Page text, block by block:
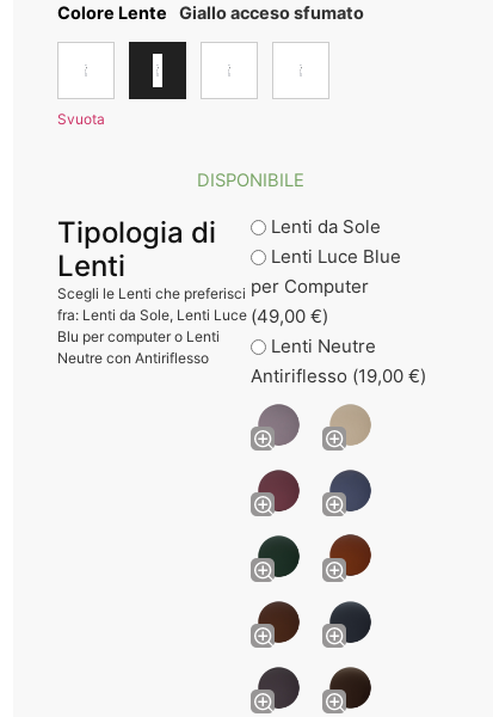
Colore Lente Giallo acceso sfumato
Svuota
DISPONIBILE
Tipologia di
Lenti
Scegli le Lenti che preferisci
fra: Lenti da Sole, Lenti Luce
Blu per computer o Lenti
Neutre con Antiriflesso
Lenti da Sole
Lenti Luce Blue
per Computer
(49,00 €)
Lenti Neutre
Antiriflesso (19,00 €)